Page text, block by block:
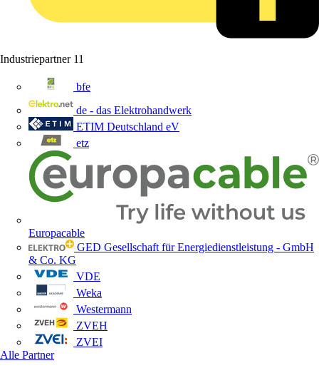
Industriepartner 11
bfe
de - das Elektrohandwerk
ETIM Deutschland eV
etz
Europacable
GED Gesellschaft für Energiedienstleistung - GmbH
& Co. KG
VDE
Weka
Westermann
ZVEH
ZVEI
Alle Partner